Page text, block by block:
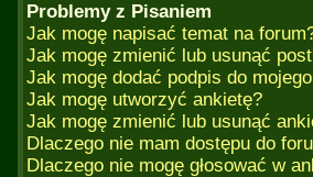
Problemy z Pisaniem
Jak mogę napisać temat na
Jak mogę zmienić lub usunąć
Jak mogę dodać podpis do
Jak mogę utworzyć ankietę?
Jak mogę zmienić lub usunąć
Dlaczego nie mam dostępu do
Dlaczego nie mogę głosować w